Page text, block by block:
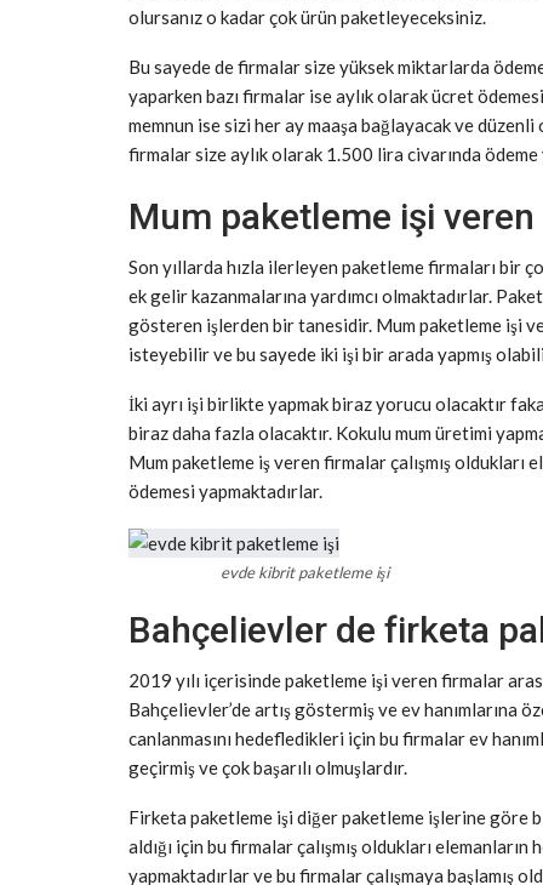
olursanız o kadar çok ürün paketleyeceksiniz.
Bu sayede de firmalar size yüksek miktarlarda
yaparken bazı firmalar ise aylık olarak ücret
memnun ise sizi her ay maaşa bağlayacak ve
firmalar size aylık olarak 1.500 lira civarında ödeme
Mum paketleme işi
Son yıllarda hızla ilerleyen paketleme firmaları bir
ek gelir kazanmalarına yardımcı olmaktadırlar.
gösteren işlerden bir tanesidir. Mum paketleme işi
isteyebilir ve bu sayede iki işi bir arada yapmış
İki ayrı işi birlikte yapmak biraz yorucu olacaktır
biraz daha fazla olacaktır. Kokulu mum üretimi
Mum paketleme iş veren firmalar çalışmış
ödemesi yapmaktadırlar.
evde kibrit paketleme işi
Bahçelievler de firketa
2019 yılı içerisinde paketleme işi veren firmalar
Bahçelievler’de artış göstermiş ve ev hanımlarına
canlanmasını hedefledikleri için bu firmalar ev
geçirmiş ve çok başarılı olmuşlardır.
Firketa paketleme işi diğer paketleme işlerine göre
aldığı için bu firmalar çalışmış oldukları
yapmaktadırlar ve bu firmalar çalışmaya başlamış